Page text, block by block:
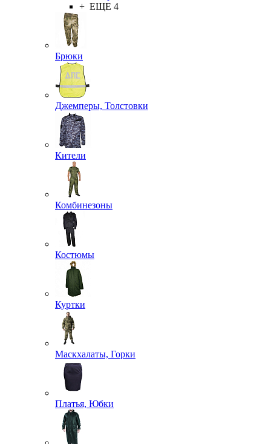
+ ЕЩЕ 4
Брюки
Джемперы, Толстовки
Кители
Комбинезоны
Костюмы
Куртки
Маскхалаты, Горки
Платья, Юбки